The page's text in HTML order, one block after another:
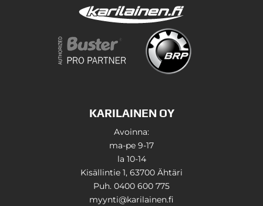
KARILAINEN OY
Avoinna:
ma-pe 9-17
la 10-14
Kisällintie 1, 63700 Ähtäri
Puh. 0400 600 775
myynti@karilainen.fi